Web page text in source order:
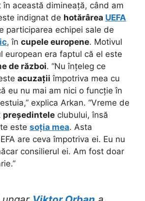
în această dimineață, când am
indignat de hotărârea UEFA
participarea echipei sale de
, în cupele europene. Motivul
european era faptul că el este
de război. “Nu înțeleg ce
acuzații împotriva mea cu
eu nu mai am nici o funcție în
explica Arkan. “Vreme de
președintele clubului, însă
este soția mea. Asta
are ceva împotriva ei. Eu nu
consilierul ei. Am fost doar